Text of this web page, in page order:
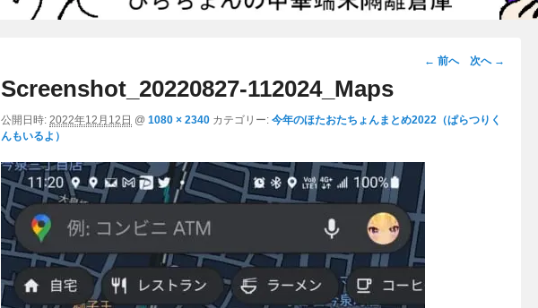
画
ビ
シ
ョ
← 前へ 次へ →
Screenshot_20220827-112024_Maps
公開日時: 2022年12月12日 @ 1080 × 2340 カテゴリー: 今年のほたおたちょんまとめ2022（ぱらつりく
んもいるよ）